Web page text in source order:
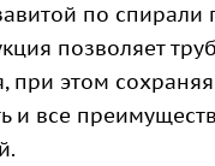
по спирали
позволяет
при этом сохраняя
и все